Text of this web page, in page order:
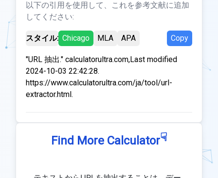
以下の引用を使用して、これを参考文献に追加
してください:
スタイル: Chicago MLA APA Copy
"URL 抽出." calculatorultra.com,Last modified
2024-10-03 22:42:28.
https://www.calculatorultra.com/ja/tool/url-
extractor.html.
Find More Calculator☟